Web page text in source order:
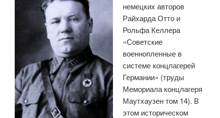
немецких авторов
Райхарда Отто и
Рольфа Келлера
«Советские
военнопленные в
системе концлагерей
Германии» (труды
Мемориала концлагеря
Маутхаузен том 14). В
этом историческом